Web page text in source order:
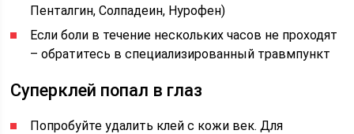
Пенталгин, Солпадеин, Нурофен)
Если боли в течение нескольких часов не проходят
– обратитесь в специализированный травмпункт
Суперклей попал в глаз
Попробуйте удалить клей с кожи век. Для